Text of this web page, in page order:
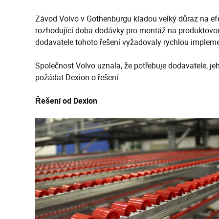
Závod Volvo v Gothenburgu kladou velký důraz na
rozhodující doba dodávky pro montáž na
dodavatele tohoto řešení vyžadovaly rychlou
Společnost Volvo uznala, že potřebuje dodavatele,
požádat Dexion o řešení.
Řešení od Dexion